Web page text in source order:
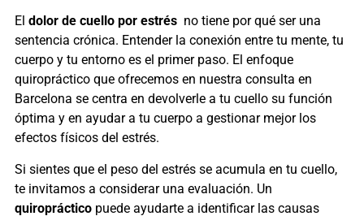
El dolor de cuello por estrés no tiene por qué ser una
sentencia crónica. Entender la conexión entre tu mente, tu
cuerpo y tu entorno es el primer paso. El enfoque
quiropráctico que ofrecemos en nuestra consulta en
Barcelona se centra en devolverle a tu cuello su función
óptima y en ayudar a tu cuerpo a gestionar mejor los
efectos físicos del estrés.
Si sientes que el peso del estrés se acumula en tu cuello,
te invitamos a considerar una evaluación. Un
quiroprácticopuede ayudarte a identificar las causas